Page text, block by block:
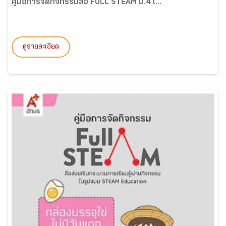
คู่มือการจัดกิจกรรมสื่อ FULL STEAM ป.4 เ...
ดูรายละเอียด